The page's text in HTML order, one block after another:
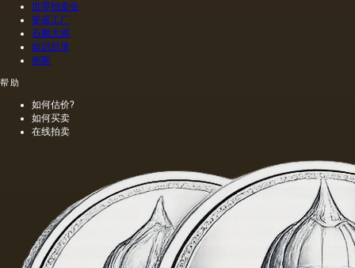
世界拍卖会
瓷器工厂
石雕大师
款识目录
画家
帮助
如何估价?
如何买卖
在线拍卖